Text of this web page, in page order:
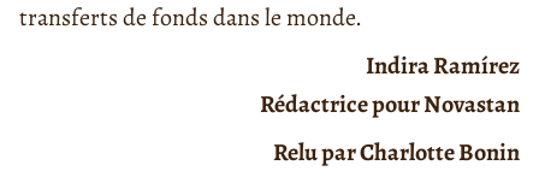
transferts de fonds dans le monde.
Indira Ramírez
Rédactrice pour Novastan
Relu par Charlotte Bonin